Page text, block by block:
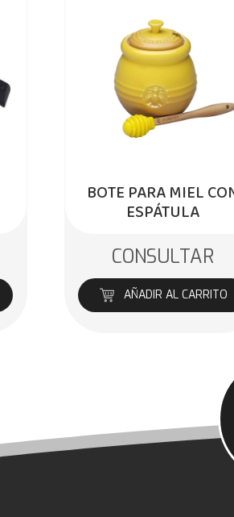
BOTE PARA MIEL
ESPÁTULA
CONSULTAR
AÑADIR AL CARRITO